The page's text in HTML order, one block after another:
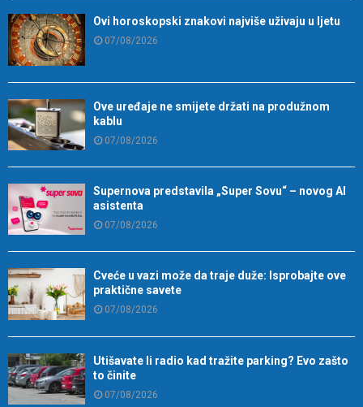
Ovi horoskopski znakovi najviše uživaju u ljetu
07/08/2026
Ove uređaje ne smijete držati na produžnom
kablu
07/08/2026
Supernova predstavila „Super Sovu“ – novog AI
asistenta
07/08/2026
Cveće u vazi može da traje duže: Isprobajte ove
praktične savete
07/08/2026
Utišavate li radio kad tražite parking? Evo zašto
to činite
07/08/2026